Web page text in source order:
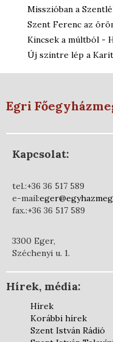
Misszióban a
Szent Ferenc az
Kincsek a múltból -
Új szintre lép a
Egri
Kapcsolat:
tel.:+36 36 517 589
e-mail:
fax.:+36 36 517 589
3300 Eger,
Széchenyi u. 1.
Hírek, média:
Hírek
Korábbi hírek
Szent István Rádió